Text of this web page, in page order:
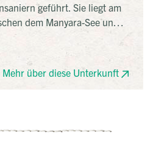
geführt. Sie liegt am
dem Manyara-See und
32 Gästezimmer mit Doppel-
Bad, Moskitonetzen,
Blick auf die üppigen
zur Verfügung. Einige
Mehr über diese Unterkunft